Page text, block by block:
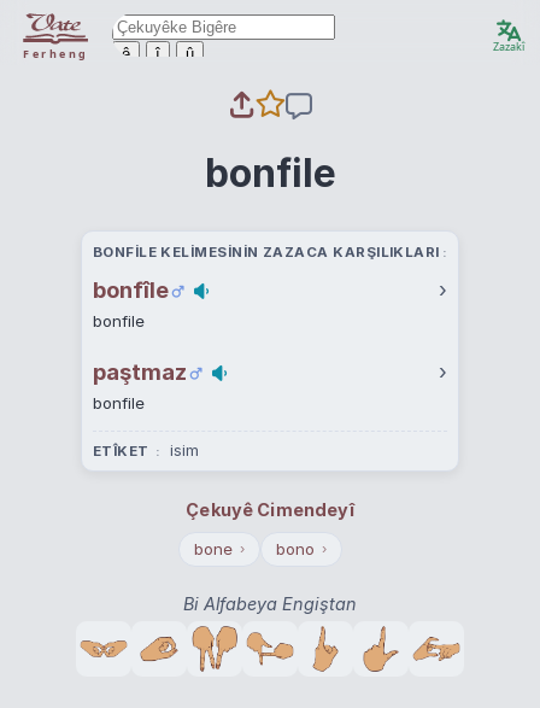
Ferheng ê î û Zazakî
bonfile
BONFILE KELIMESININ ZAZACA KARŞILIKLARI
bonfîle ›
bonfile
paştmaz ›
bonfile
ETÎKET isim
Çekuyê Cimendeyî
bone › bono ›
Bi Alfabeya Engiştan